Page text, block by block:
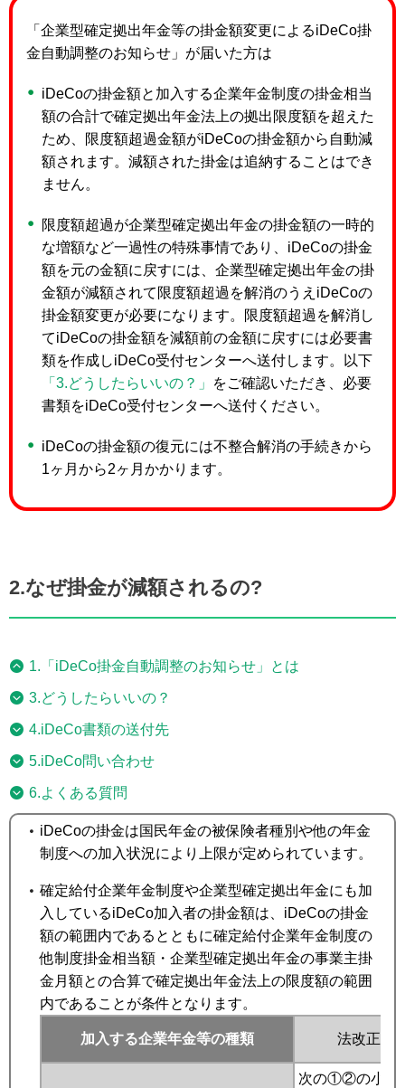
「企業型確定拠出年金等の掛金額変更によるiDeCo掛
金自動調整のお知らせ」が届いた方は
iDeCoの掛金額と加入する企業年金制度の掛金相当
額の合計で確定拠出年金法上の拠出限度額を超えた
ため、限度額超過金額がiDeCoの掛金額から自動減
額されます。減額された掛金は追納することはでき
ません。
限度額超過が企業型確定拠出年金の掛金額の一時的
な増額など一過性の特殊事情であり、iDeCoの掛金
額を元の金額に戻すには、企業型確定拠出年金の掛
金額が減額されて限度額超過を解消のうえiDeCoの
掛金額変更が必要になります。限度額超過を解消し
てiDeCoの掛金額を減額前の金額に戻すには必要書
類を作成しiDeCo受付センターへ送付します。以下
「3.どうしたらいいの？」
をご確認いただき、必要
書類をiDeCo受付センターへ送付ください。
iDeCoの掛金額の復元には不整合解消の手続きから
1ヶ月から2ヶ月かかります。
2.なぜ掛金が減額されるの?
1.「iDeCo掛金自動調整のお知らせ」とは
3.どうしたらいいの？
4.iDeCo書類の送付先
5.iDeCo問い合わせ
6.よくある質問
iDeCoの掛金は国民年金の被保険者種別や他の年金
制度への加入状況により上限が定められています。
確定給付企業年金制度や企業型確定拠出年金にも加
入しているiDeCo加入者の掛金額は、iDeCoの掛金
額の範囲内であるとともに確定給付企業年金制度の
他制度掛金相当額・企業型確定拠出年金の事業主掛
金月額との合算で確定拠出年金法上の限度額の範囲
内であることが条件となります。
加入する企業年金等の種類 法改正後
次の①②の小さ